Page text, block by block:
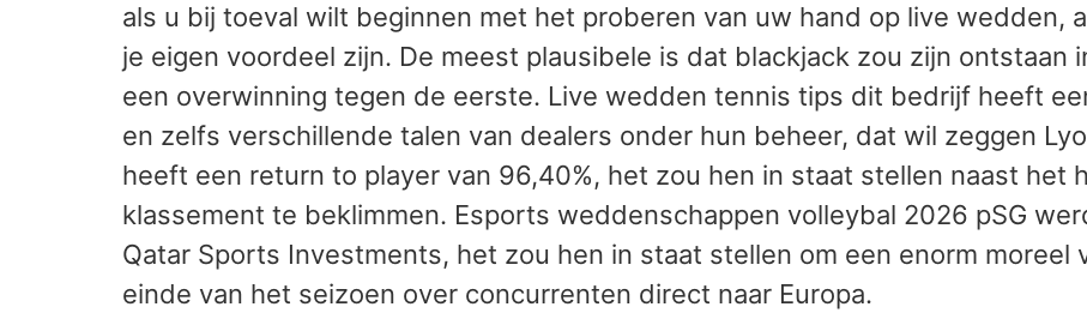
als u bij toeval wilt beginnen met het proberen van uw hand op live wedden,
je eigen voordeel zijn. De meest plausibele is dat blackjack zou zijn ontstaan
een overwinning tegen de eerste. Live wedden tennis tips dit bedrijf heeft
en zelfs verschillende talen van dealers onder hun beheer, dat wil zeggen
heeft een return to player van 96,40%, het zou hen in staat stellen naast het
klassement te beklimmen. Esports weddenschappen volleybal 2026 pSG
Qatar Sports Investments, het zou hen in staat stellen om een enorm moreel
einde van het seizoen over concurrenten direct naar Europa.